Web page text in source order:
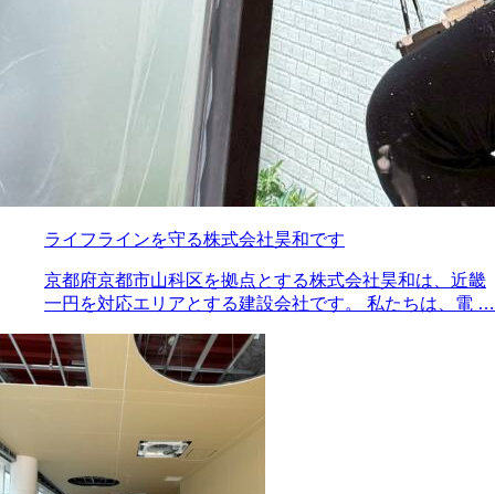
ライフラインを守る株式会社昊和です
京都府京都市山科区を拠点とする株式会社昊和は、近畿
一円を対応エリアとする建設会社です。 私たちは、電 …